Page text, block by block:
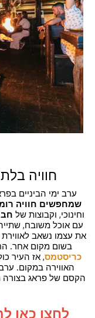
חוויה
ערב ימי הביניים
שמחפשים חוויה
וחינוכי, וקבוצות של
עם אוכל משובח,
את עצמו נשאב לאווירת
בשום מקום אחר.
כריסטמס, אז העיר
האווירה במקום.
הקסם של פראג בצורה
לחצו כאן